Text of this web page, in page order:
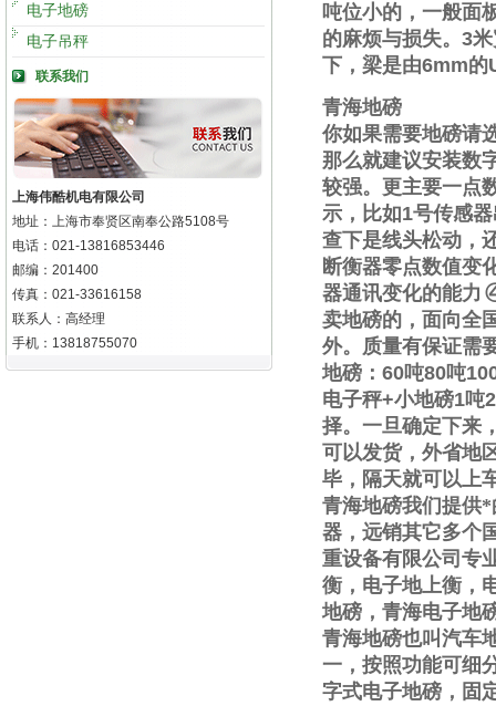
电子地磅
电子吊秤
联系我们
上海伟酷机电有限公司
地址：上海市奉贤区南奉公路5108号
电话：021-13816853446
邮编：201400
传真：021-33616158
联系人：高经理
手机：13818755070
吨位小的，一般面
的麻烦与损失。 3
下，梁是由6mm的
青海地磅
你如果需要地磅请
那么就建议安装数
较强。更主要一点
示，比如1号传感
查下是线头松动，
断衡器零点数值变
器通讯变化的能力
卖地磅的，面向全
外。质量有保证需
地磅： 60吨80吨
电子秤+小地磅1吨2
择。一旦确定下来
可以发货，外省地
毕，隔天就可以上
青海地磅我们提供
器，远销其它多个
重设备有限公司专
衡，电子地上衡，
地磅，青海电子地
青海地磅也叫汽车
一，按照功能可细
字式电子地磅，固